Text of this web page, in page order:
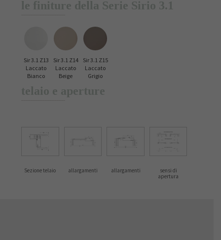
le finiture della Serie Sirio 3.1
Sir 3.1 Z13
Laccato
Bianco
Sir 3.1 Z14
Laccato
Beige
Sir 3.1 Z15
Laccato
Grigio
telaio e aperture
Sezione telaio allargamenti allargamenti
sensi di
apertura